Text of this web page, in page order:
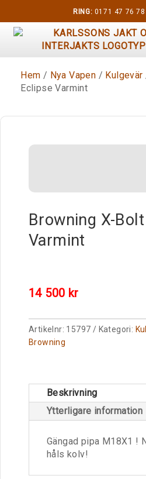
RING: 0171 47 76 78
Hem / Nya Vapen / Kulgevär
Eclipse Varmint
Browning X-
Varmint
14 500 kr
Artikelnr: 15797 Kategori:
Browning
Beskrivning
Ytterligare information
Gängad pipa M18X1 !
håls kolv!